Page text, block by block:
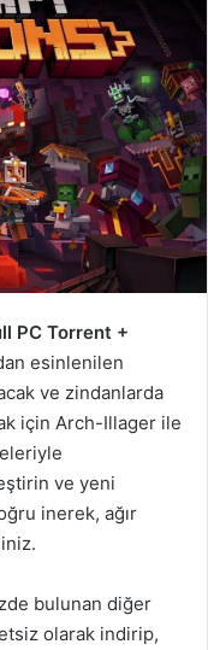
PC Torrent +
esinlenilen
ve zindanlarda
için Arch-Illager ile
ve yeni
inerek, ağır
bulunan diğer
olarak indirip,